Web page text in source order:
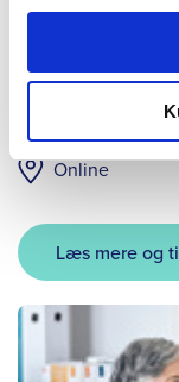
8. september
Kl. 19.30 - kl.
Online
Læs mere og